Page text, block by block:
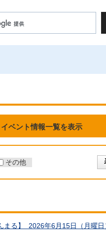
イベント情報一覧を表示
その他
まる】 2026年6月15日（月曜日